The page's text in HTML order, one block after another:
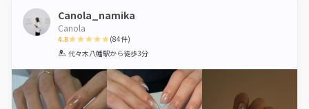
Canola_namika
Canola
4.8
1 2 3 4 5
(84件)
代々木八幡駅から徒歩3分